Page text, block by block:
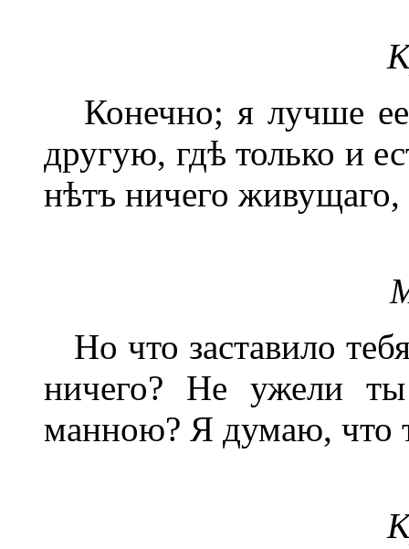
Конечно; я лучше
другую, гдѣ только и
нѣтъ ничего живущаго,
Но что заставило
ничего? Не ужели
манною? Я думаю, что